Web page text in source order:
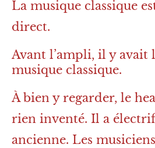
La musique classique
direct.
Avant l’ampli, il y avait
musique classique.
À bien y regarder, le
rien inventé. Il a
ancienne. Les